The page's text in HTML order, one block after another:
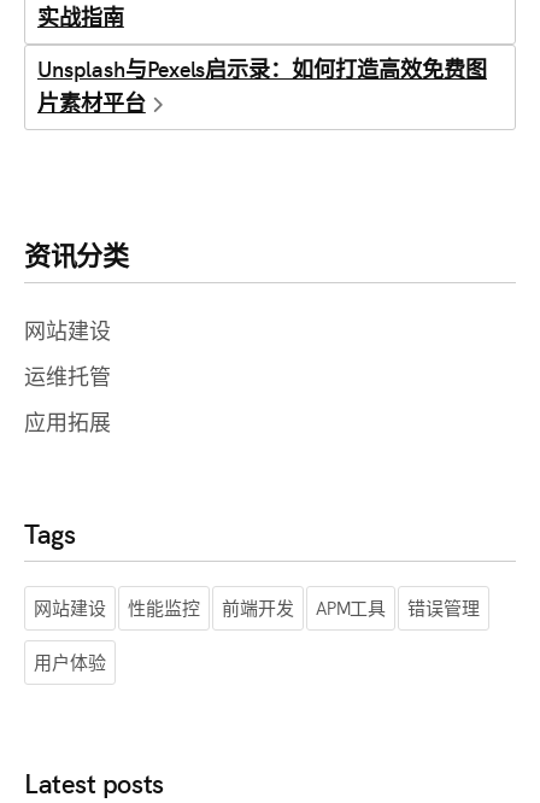
实战指南
Unsplash与Pexels启示录：如何打造高效免费图
片素材平台
资讯分类
网站建设
运维托管
应用拓展
Tags
网站建设 性能监控 前端开发 APM工具 错误管理
用户体验
Latest posts